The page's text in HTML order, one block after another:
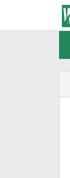
content